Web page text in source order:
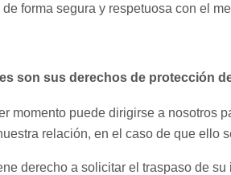
forma segura y respetuosa con el
son sus derechos de protección
momento puede dirigirse a nosotros
relación, en el caso de que ello
derecho a solicitar el traspaso de